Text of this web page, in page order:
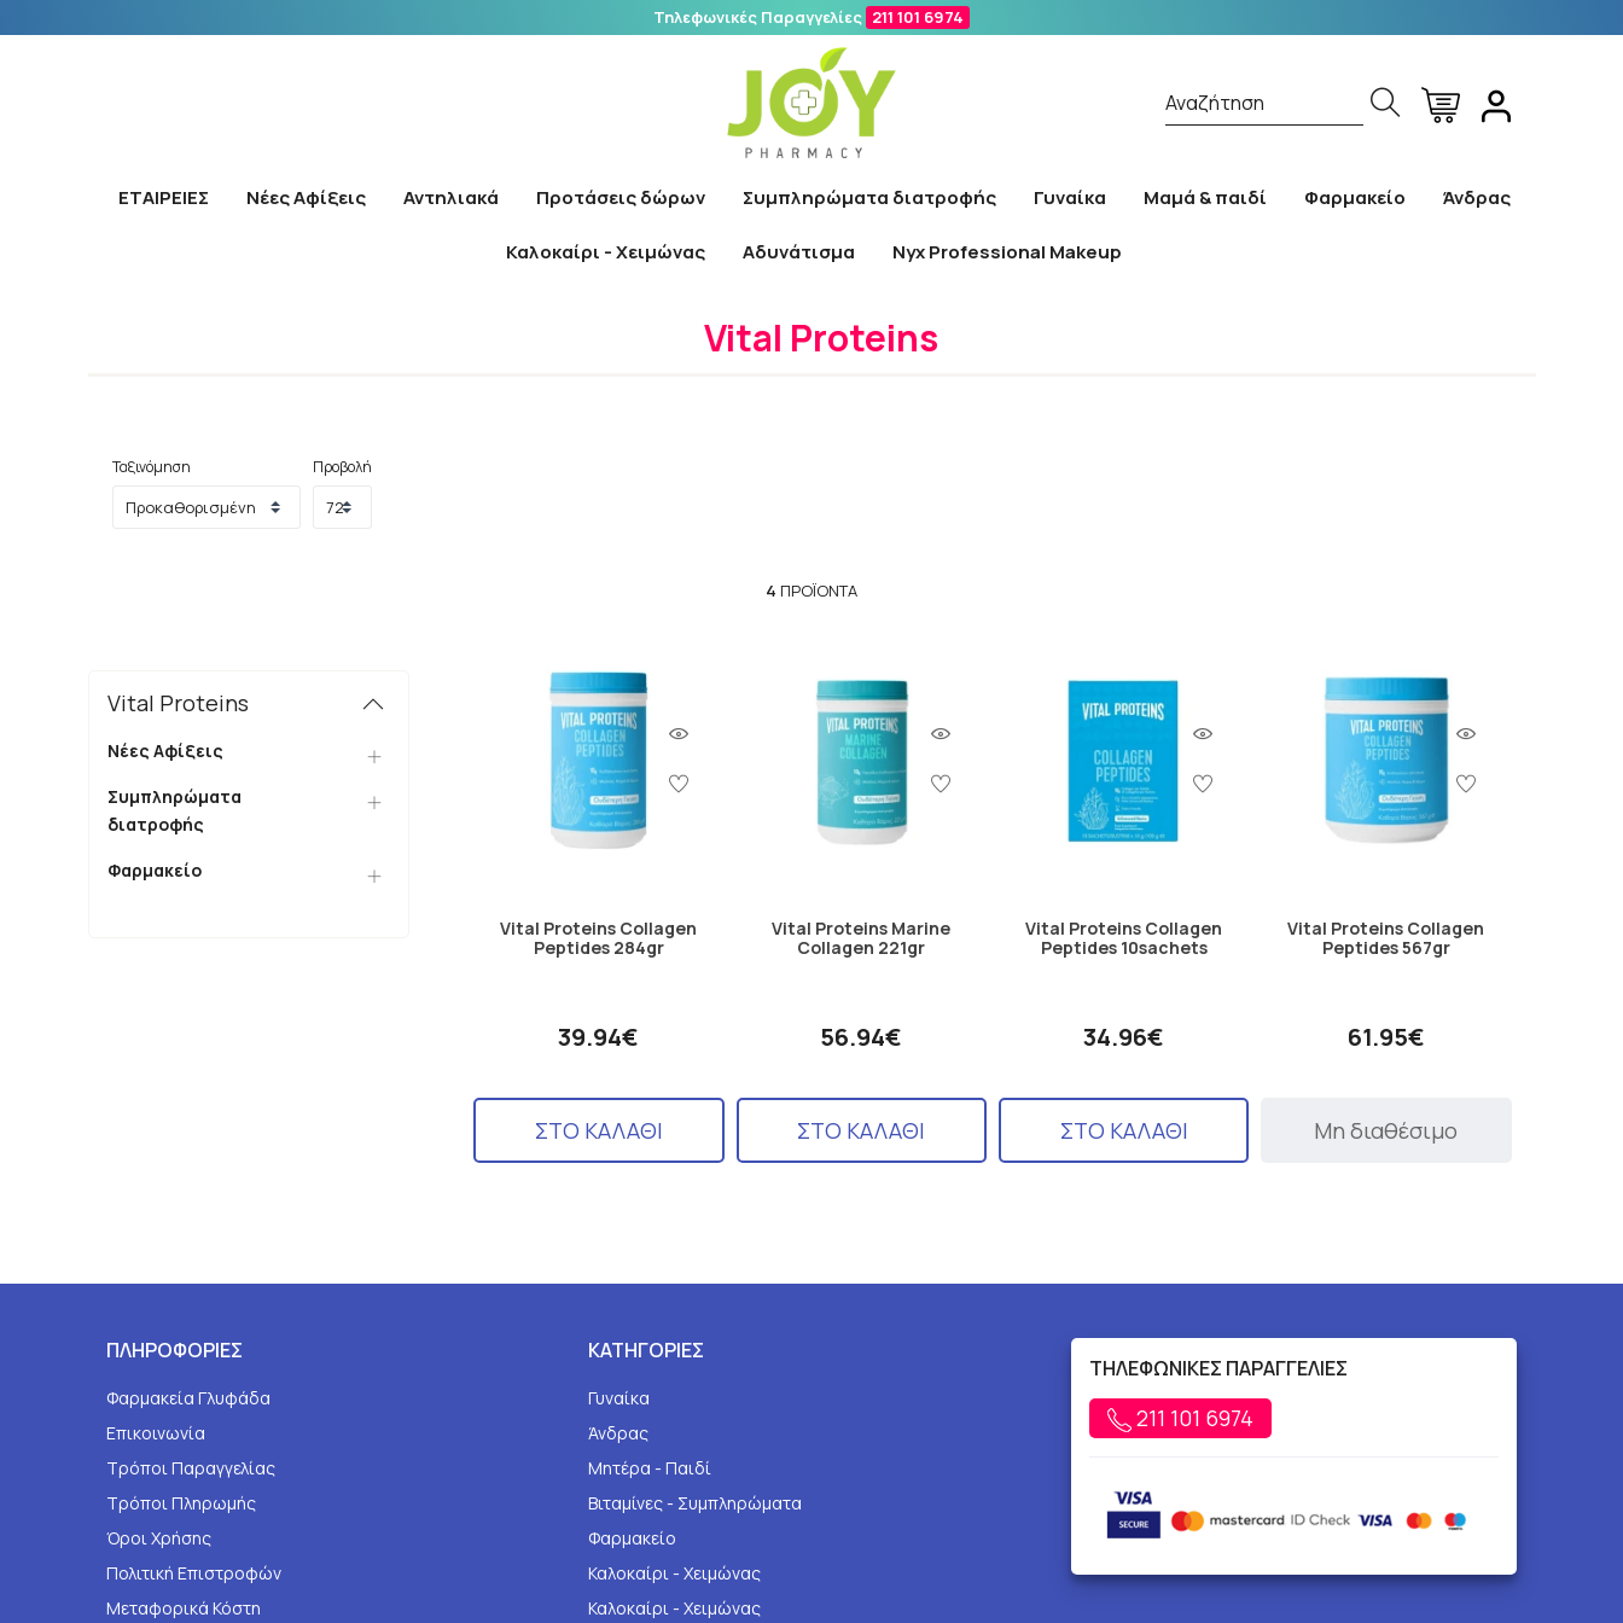
Τηλεφωνικές Παραγγελίες 211 101 6974
Αναζήτηση
ΕΤΑΙΡΕΙΕΣ Νέες Αφίξεις Αντηλιακά Προτάσεις δώρων Συμπληρώματα διατροφής Γυναίκα Μαμά & παιδί Φαρμακείο Άνδρας
Καλοκαίρι - Χειμώνας Αδυνάτισμα Nyx Professional Makeup
Αναζήτηση
Αρχική / Εταιρίες / Vital Proteins
Vital Proteins
Ταξινόμηση Προβολή
4 ΠΡΟΪΌΝΤΑ
Vital Proteins
Νέες Αφίξεις
Συμπληρώματα
διατροφής
Φαρμακείο
Vital Proteins Collagen
Peptides 284gr
39.94€
ΣΤΟ ΚΑΛΑΘΙ
Vital Proteins Marine
Collagen 221gr
56.94€
ΣΤΟ ΚΑΛΑΘΙ
Vital Proteins Collagen
Peptides 10sachets
34.96€
ΣΤΟ ΚΑΛΑΘΙ
Vital Proteins Collagen
Peptides 567gr
61.95€
Μη διαθέσιμο
ΠΛΗΡΟΦΟΡΙΕΣ
Φαρμακεία Γλυφάδα
Επικοινωνία
Τρόποι Παραγγελίας
Τρόποι Πληρωμής
Όροι Χρήσης
Πολιτική Επιστροφών
Μεταφορικά Κόστη
ΚΑΤΗΓΟΡΙΕΣ
Γυναίκα
Άνδρας
Μητέρα - Παιδί
Βιταμίνες - Συμπληρώματα
Φαρμακείο
Καλοκαίρι - Χειμώνας
Καλοκαίρι - Χειμώνας
ΤΗΛΕΦΩΝΙΚΕΣ ΠΑΡΑΓΓΕΛΙΕΣ
211 101 6974